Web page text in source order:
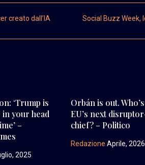
creato dall’IA
Social Buzz Week,
‘Trump is
your head
–
2025
Orbán is out.
EU’s next
chief? – Politico
Redazione Aprile, 2026